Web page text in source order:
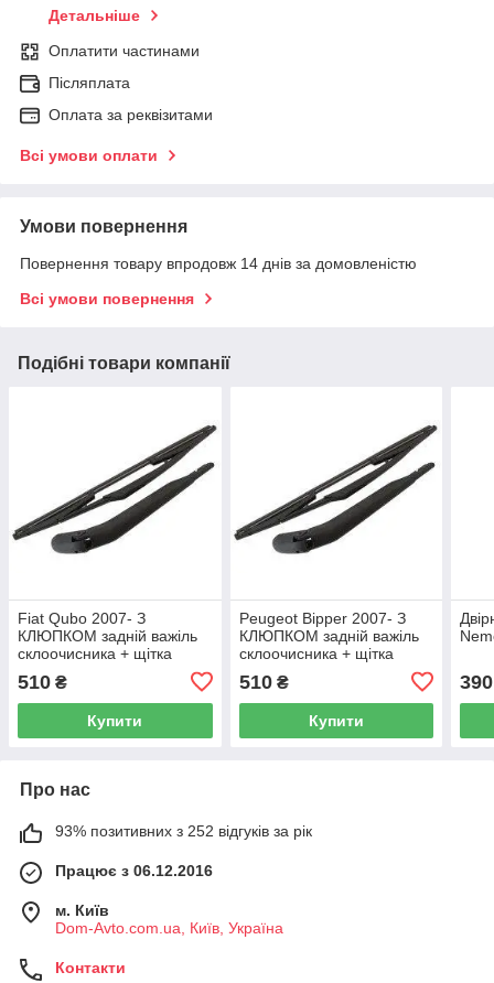
Детальніше
Оплатити частинами
Післяплата
Оплата за реквізитами
Всі умови оплати
Умови повернення
Повернення товару впродовж 14 днів за домовленістю
Всі умови повернення
Подібні товари компанії
Fiat Qubo 2007- З
КЛЮПКОМ задній важіль
склоочисника + щітка
510 ₴
Купити
Peugeot Bipper 2007- З
КЛЮПКОМ задній важіль
склоочисника + щітка
510₴
Купити
390
Про нас
93% позитивних з 252 відгуків за рік
Працює з 06.12.2016
м. Київ
Dom-Avto.com.ua, Київ, Україна
Контакти